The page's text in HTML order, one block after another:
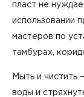
пласт не
использовании
мастеров по
тамбурах,
Мыть и чистить
воды и